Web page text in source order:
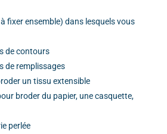
fixer ensemble) dans lesquels vous
de contours
de remplissages
un tissu extensible
broder du papier, une casquette,
perlée